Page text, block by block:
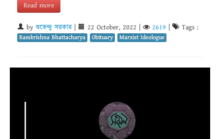
Read more
by শুভেন্দু সরকার| 22 October, 2022 2619 Tags :
Ramkrishna Bhattacharya Obituary Marxist Ideologue